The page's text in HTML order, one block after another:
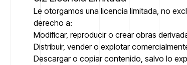
Le otorgamos una licencia limitada, no
derecho a:
Modificar, reproducir o crear obras
Distribuir, vender o explotar
Descargar o copiar contenido, salvo lo